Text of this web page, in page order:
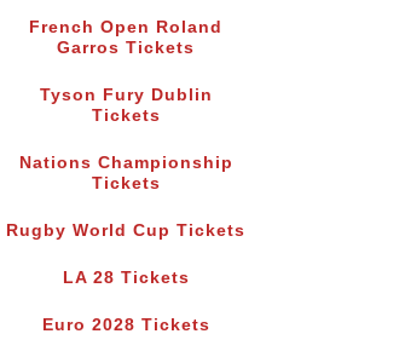
French Open Roland
Garros Tickets
Tyson Fury Dublin
Tickets
Nations Championship
Tickets
Rugby World Cup Tickets
LA 28 Tickets
Euro 2028 Tickets